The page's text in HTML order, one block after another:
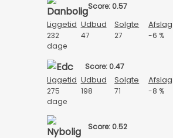
Score: 0.57
Liggetid Udbud Solgte Afslag
232
dage
47 27 -6 %
Score: 0.47
Liggetid Udbud Solgte Afslag
275
dage
198 71 -8 %
Score: 0.52